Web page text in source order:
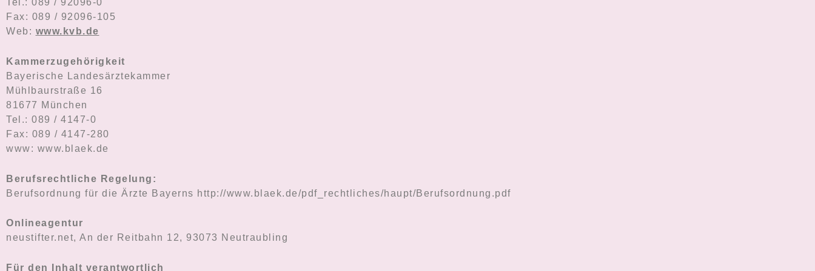
Tel.: 089 / 92096-0
Fax: 089 / 92096-105
Web: www.kvb.de
Kammerzugehörigkeit
Bayerische Landesärztekammer
Mühlbaurstraße 16
81677 München
Tel.: 089 / 4147-0
Fax: 089 / 4147-280
www: www.blaek.de
Berufsrechtliche Regelung:
Berufsordnung für die Ärzte Bayerns http://www.blaek.de/pdf_rechtliches/haupt/Berufsordnung.pdf
Onlineagentur
neustifter.net, An der Reitbahn 12, 93073 Neutraubling
Für den Inhalt verantwortlich